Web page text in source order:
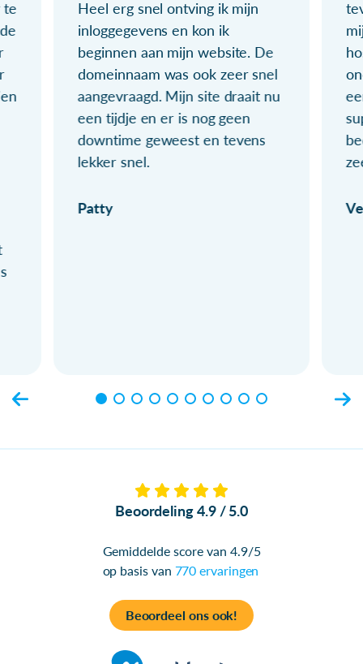
te
Heel erg snel ontving ik mijn
inloggegevens en kon ik
beginnen aan mijn website. De
domeinnaam was ook zeer snel
aangevraagd. Mijn site draait nu
een tijdje en er is nog geen
downtime geweest en tevens
lekker snel.
Patty
Beoordeling 4.9 / 5.0
Gemiddelde score van 4.9/5
op basis van 770 ervaringen
Beoordeel ons ook!